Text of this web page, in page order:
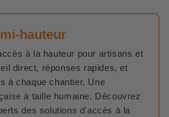
hauteur
à la hauteur pour artisans et
direct, réponses rapides, et
à chaque chantier. Une
à taille humaine. Découvrez
des solutions d'accès à la